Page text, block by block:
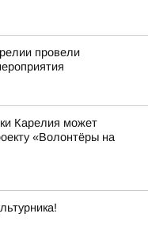
провели
Карелия может
«Волонтёры на